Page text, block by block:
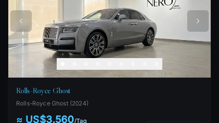
Rolls-Royce Ghost
Rolls-Royce Ghost (2024)
≈ US$3,560/Tag